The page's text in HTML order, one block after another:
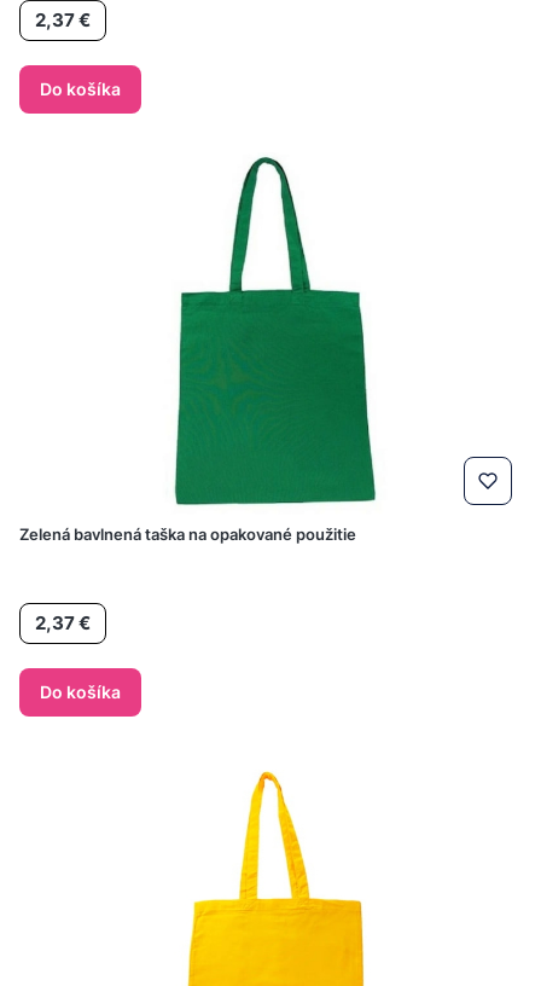
Cena
2,37 €
Do košíka
Zelená bavlnená taška na opakované použitie
Cena
2,37 €
Do košíka